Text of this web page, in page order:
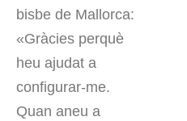
bisbe de Mallorca:
«Gràcies perquè
heu ajudat a
configurar-me.
Quan aneu a